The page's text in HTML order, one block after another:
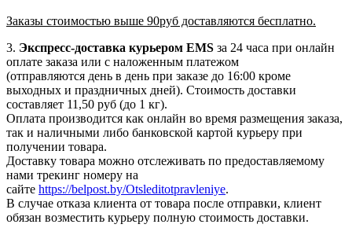
Заказы стоимостью выше 90руб доставляются бесплатно.
3. Экспресс-доставка курьером EMS за 24 часа при онлайн
оплате заказа или с наложенным платежом
(отправляются день в день при заказе до 16:00 кроме
выходных и праздничных дней). Стоимость доставки
составляет 11,50 руб (до 1 кг).
Оплата производится как онлайн во время размещения заказа,
так и наличными либо банковской картой курьеру при
получении товара.
Доставку товара можно отслеживать по предоставляемому
нами трекинг номеру на
сайте https://belpost.by/Otsleditotpravleniye.
В случае отказа клиента от товара после отправки, клиент
обязан возместить курьеру полную стоимость доставки.